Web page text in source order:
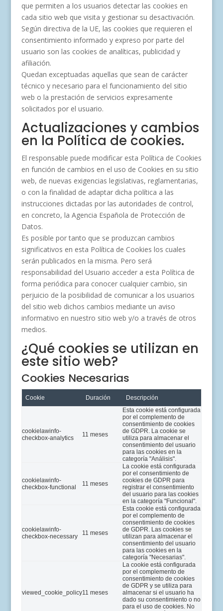
que permiten a los usuarios detectar las cookies en
cada sitio web que visita y gestionar su desactivación.
Según directiva de la UE, las cookies que requieren el
consentimiento informado y expreso por parte del
usuario son las cookies de analíticas, publicidad y
afiliación.
Quedan exceptuadas aquellas que sean de carácter
técnico y necesario para el funcionamiento del sitio
web o la prestación de servicios expresamente
solicitados por el usuario.
Actualizaciones y cambios
en la Política de cookies.
El responsable puede modificar esta Política de Cookies
en función de cambios en el uso de Cookies en su sitio
web, de nuevas exigencias legislativas, reglamentarias,
o con la finalidad de adaptar dicha política a las
instrucciones dictadas por las autoridades de control,
en concreto, la Agencia Española de Protección de
Datos.
Es posible por tanto que se produzcan cambios
significativos en esta Política de Cookies los cuales
serán publicados en la misma. Pero será
responsabilidad del Usuario acceder a esta Política de
forma periódica para conocer cualquier cambio, sin
perjuicio de la posibilidad de comunicar a los usuarios
del sitio web dichos cambios mediante un aviso
informativo en nuestro sitio web y/o a través de otros
medios.
¿Qué cookies se utilizan en
este sitio web?
Cookies Necesarias
Cookie Duración Descripción
cookielawinfo-
checkbox-analytics
11 meses
Esta cookie está configurada
por el complemento de
consentimiento de cookies
de GDPR. La cookie se
utiliza para almacenar el
consentimiento del usuario
para las cookies en la
categoría "Análisis".
cookielawinfo-
checkbox-functional
11 meses
La cookie está configurada
por el consentimiento de
cookies de GDPR para
registrar el consentimiento
del usuario para las cookies
en la categoría "Funcional".
cookielawinfo-
checkbox-necessary
11 meses
Esta cookie está configurada
por el complemento de
consentimiento de cookies
de GDPR. Las cookies se
utilizan para almacenar el
consentimiento del usuario
para las cookies en la
categoría "Necesarias".
viewed_cookie_policy11 meses
La cookie está configurada
por el complemento de
consentimiento de cookies
de GDPR y se utiliza para
almacenar si el usuario ha
dado su consentimiento o no
para el uso de cookies. No